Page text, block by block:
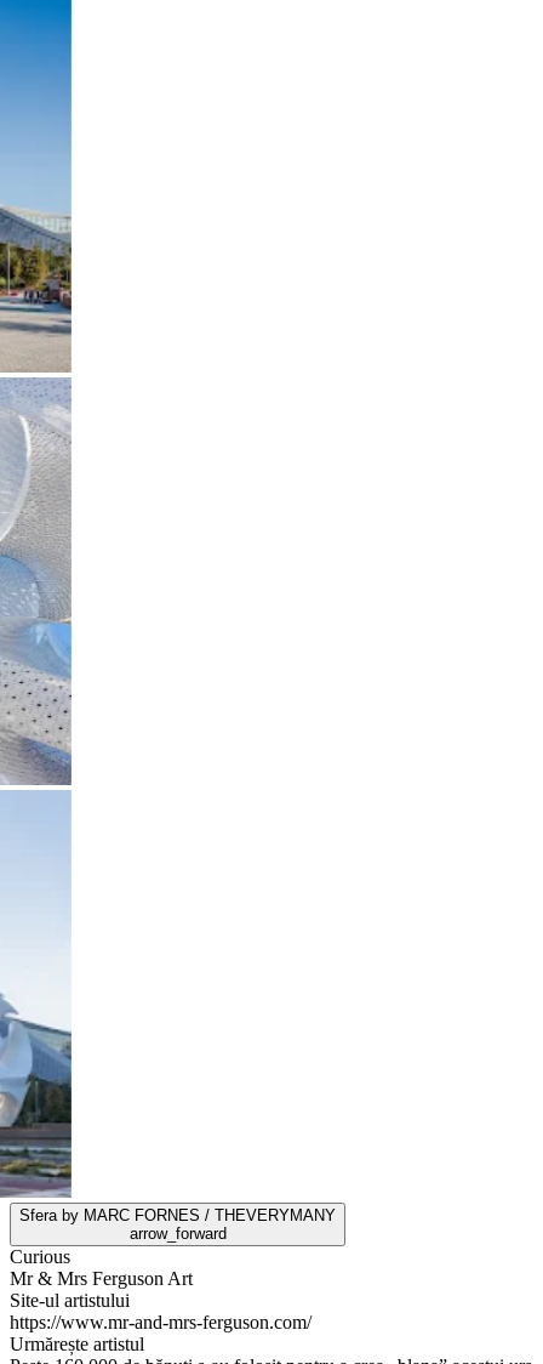
Sfera by MARC FORNES / THEVERYMANY
arrow_forward
Curious
Mr & Mrs Ferguson Art
Site-ul artistului
https://www.mr-and-mrs-ferguson.com/
Urmărește artistul